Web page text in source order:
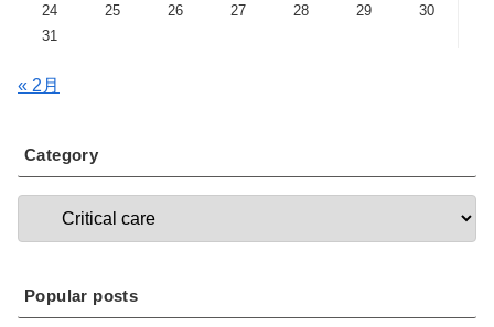
24
25 26 27 28 29
30
31
« 2月
Category
Popular posts